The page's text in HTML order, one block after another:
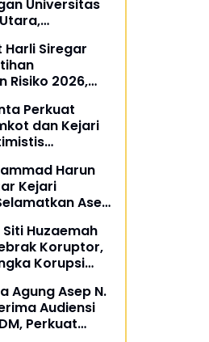
Universitas
Hasanuddin,
Pegawai
Tempuh
(S3)
Siregar
Risiko 2026,
di Seluruh
Perkuat
dan Kejari
Rugikan
Harun
Kejari
Aset
Huzaemah
Koruptor,
Korupsi
ke
Agung Asep N.
Audiensi
Perkuat